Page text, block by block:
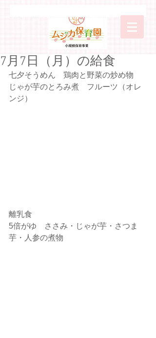
7月7日（月）の給食
七夕そうめん　鶏肉と野菜の炒め物
じゃが芋のとろみ煮　フルーツ（オレ
ンジ）
離乳食
5倍がゆ　ささみ・じゃが芋・さつま
芋・人参の煮物